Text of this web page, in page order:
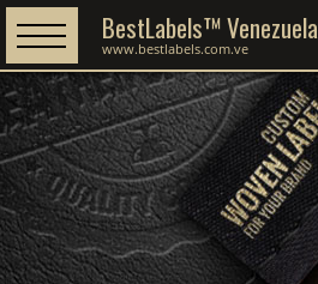
BestLabels™ Venezuela
www.bestlabels.com.ve